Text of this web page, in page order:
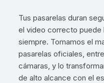
Tus pasarelas duran
el video correcto puede
siempre. Tomamos el
pasarelas oficiales,
cámaras, y lo
de alto alcance con el